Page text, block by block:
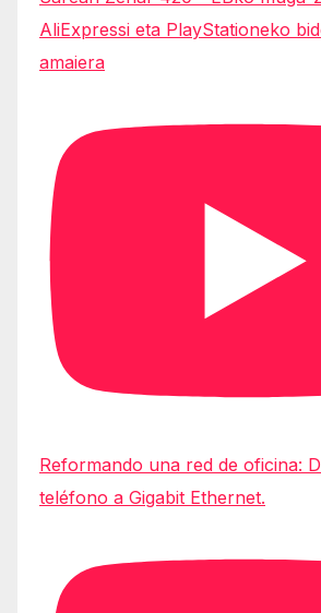
AliExpressi eta PlayStationeko
amaiera
Reformando una red de oficina:
teléfono a Gigabit Ethernet.